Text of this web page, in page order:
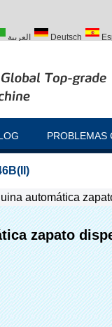
العربية Deutsch
PROBLEMAS
automática
zapato